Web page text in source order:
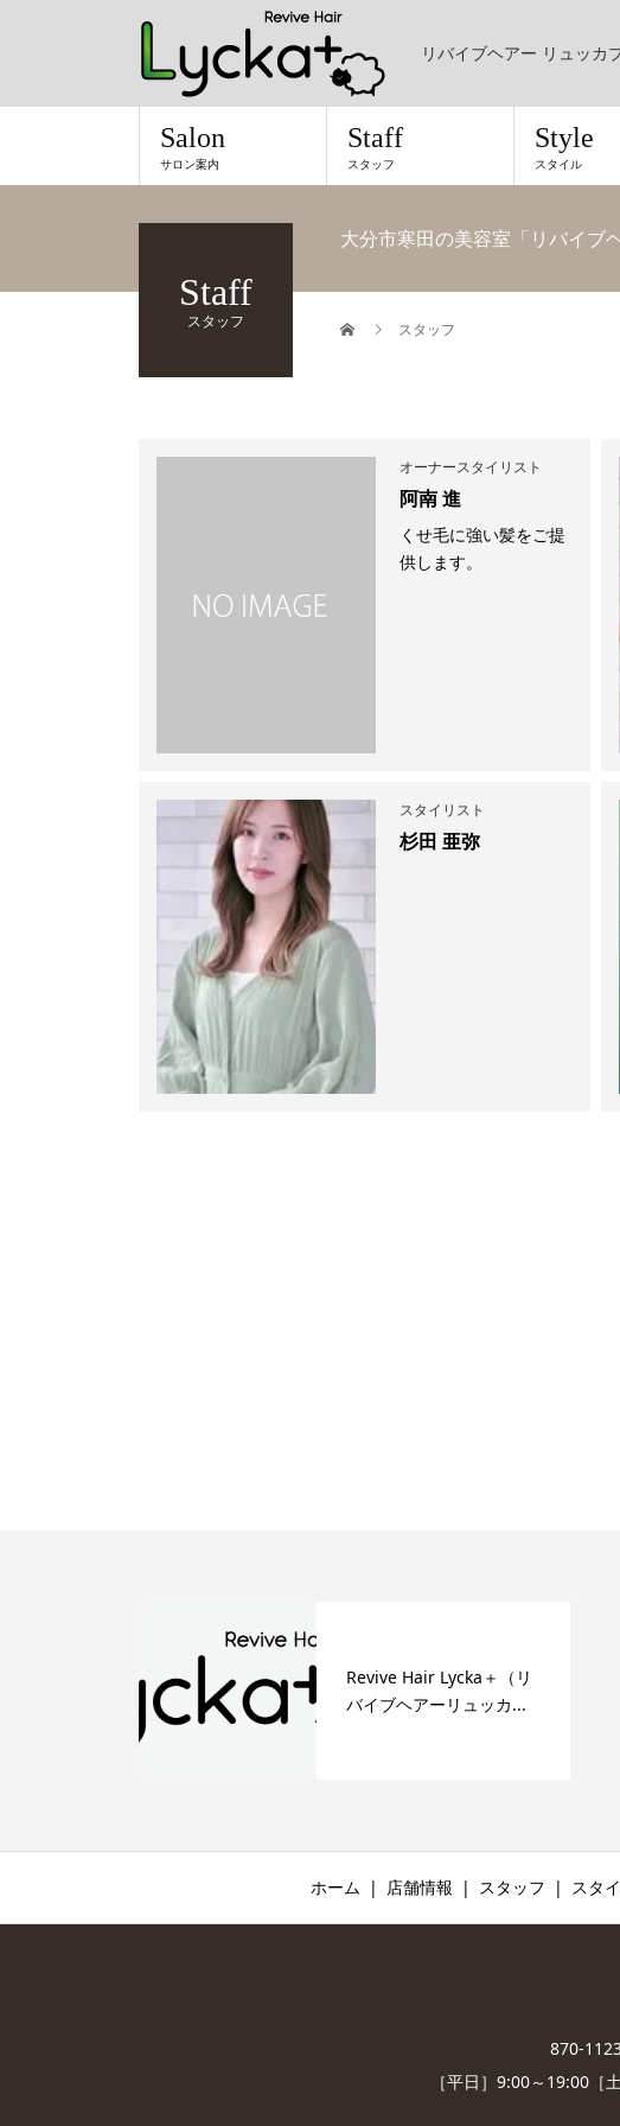
リバイブヘアー リュッカ
Salon
サロン案内
Staff
スタッフ
Style
スタイル
Staff
スタッフ
大分市寒田の美容室「リバイブ
スタッフ
オーナースタイリスト
阿南 進
くせ毛に強い髪をご提
供します。
スタイリスト
杉田 亜弥
Revive Hair Lycka＋（リ
バイブヘアーリュッカ...
ホーム 店舗情報 スタッフ スタ
870-
［平日］9:00～19:00